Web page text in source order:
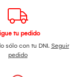
tu pedido
sólo con tu DNI. Seguir
pedido